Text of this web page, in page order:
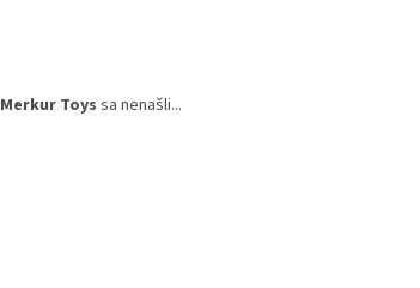
Merkur Toys sa nenašli...